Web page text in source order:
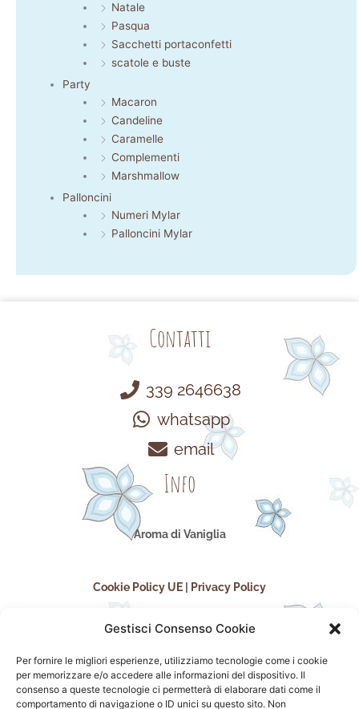
Gestisci Consenso Cookie
Per fornire le migliori esperienze, utilizziamo tecnologie come i cookie
per memorizzare e/o accedere alle informazioni del dispositivo. Il
consenso a queste tecnologie ci permetterà di elaborare dati come il
comportamento di navigazione o ID unici su questo sito. Non
Natale
Pasqua
Sacchetti portaconfetti
scatole e buste
Party
Macaron
Candeline
Caramelle
Complementi
Marshmallow
Palloncini
Numeri Mylar
Palloncini Mylar
Contatti
339 2646638
whatsapp
email
Info
Aroma di Vaniglia
Cookie Policy UE Privacy Policy